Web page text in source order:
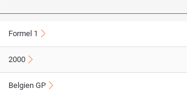
Formel 1
2000
Belgien GP